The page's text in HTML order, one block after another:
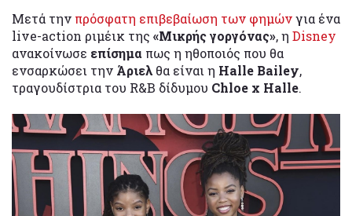
Μετά την πρόσφατη επιβεβαίωση των φημώνγια ένα
live-action ριμέικ της «Μικρής γοργόνας», η Disney
ανακοίνωσε επίσημα πως η ηθοποιός που θα
ενσαρκώσει την Άριελ θα είναι η Halle Bailey,
τραγουδίστρια του R&B δίδυμου Chloe x Halle.